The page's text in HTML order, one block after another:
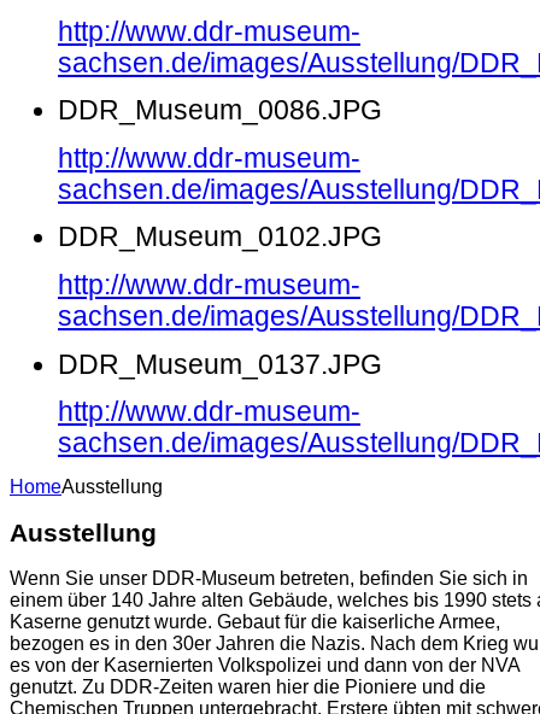
http://www.ddr-museum-
sachsen.de/images/Ausstellung/
DDR_Museum_0086.JPG
http://www.ddr-museum-
sachsen.de/images/Ausstellung/
DDR_Museum_0102.JPG
http://www.ddr-museum-
sachsen.de/images/Ausstellung/
DDR_Museum_0137.JPG
http://www.ddr-museum-
sachsen.de/images/Ausstellung/
HomeAusstellung
Ausstellung
Wenn Sie unser DDR-Museum betreten, befinden Sie sich in
einem über 140 Jahre alten Gebäude, welches bis 1990 stets
Kaserne genutzt wurde. Gebaut für die kaiserliche Armee,
bezogen es in den 30er Jahren die Nazis. Nach dem Krieg
es von der Kasernierten Volkspolizei und dann von der NVA
genutzt. Zu DDR-Zeiten waren hier die Pioniere und die
Chemischen Truppen untergebracht. Erstere übten mit